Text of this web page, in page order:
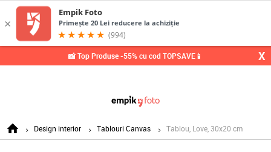
📸 Top Produse -55% cu cod TOPSAVE📱 X
Design interior Tablouri Canvas Tablou, Love, 30x20 cm